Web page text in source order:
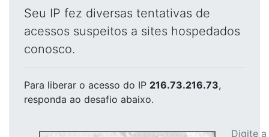
Seu IP fez diversas tentativas de
acessos suspeitos a sites hospedados
conosco.
Para liberar o acesso do IP 216.73.216.73,
responda ao desafio abaixo.
Digite